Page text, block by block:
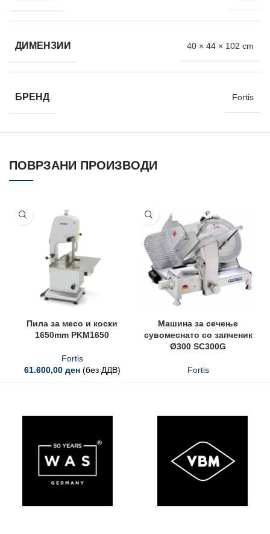
ДИМЕНЗИИ 40 × 44 × 102 cm
БРЕНД Fortis
ПОВРЗАНИ ПРОИЗВОДИ
Пила за месо и коски
1650mm PKM1650
Fortis
61.600,00 ден (без ДДВ)
Машина за сечење
сувомеснато со запченик
Ø300 SC300G
Fortis